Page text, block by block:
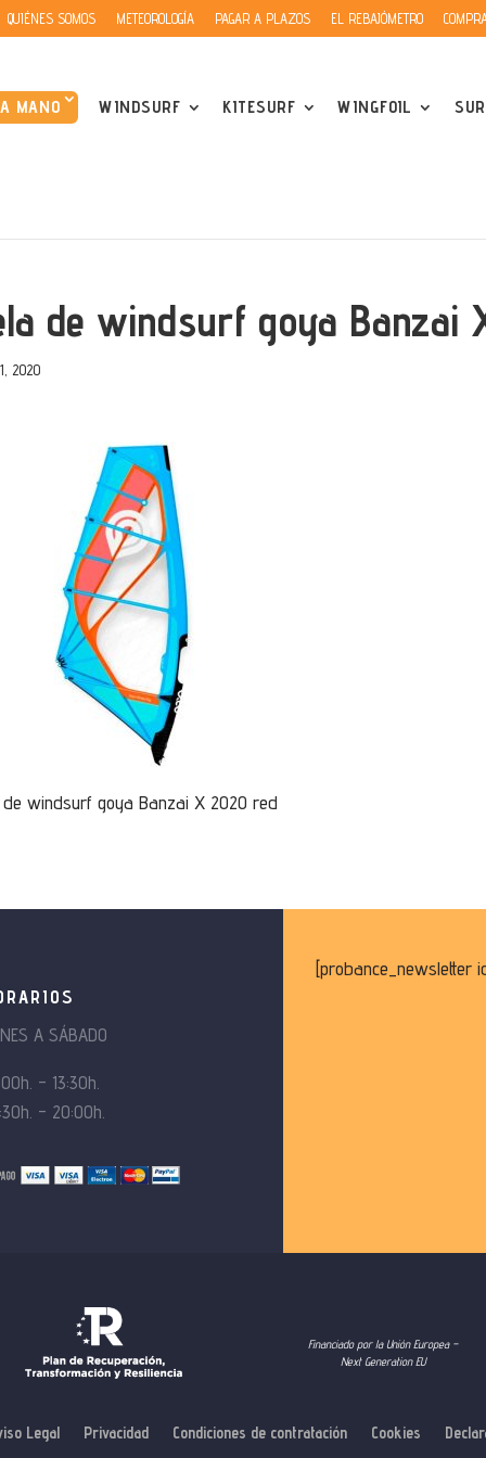
QUIÉNES SOMOS METEOROLOGÍA PAGAR A PLAZOS EL REBAJÓMETRO
MANO WINDSURF KITESURF WINGFOIL
de windsurf goya Banzai
2020
de windsurf goya Banzai X 2020 red
A SÁBADO
– 13:30h.
– 20:00h.
[probance_newsletter
Financiado por la Unión Europea –
Next Generation EU
Legal Privacidad Condiciones de contratación Cookies